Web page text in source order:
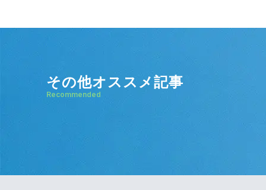
その他オススメ記事
Recommended